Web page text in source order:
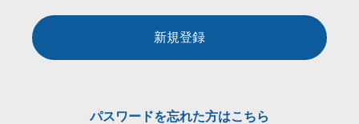
新規登録
パスワードを忘れた方はこちら